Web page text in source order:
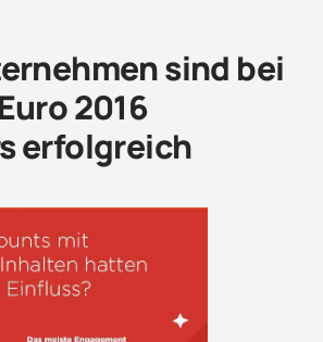
sind bei
2016
erfolgreich